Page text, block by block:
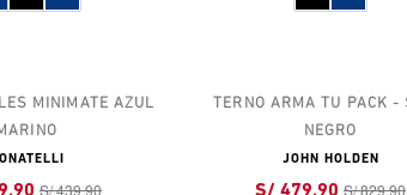
MINIMATE AZUL
S/ 439.90
TERNO ARMA TU PACK -
NEGRO
JOHN HOLDEN
S/ 829.90